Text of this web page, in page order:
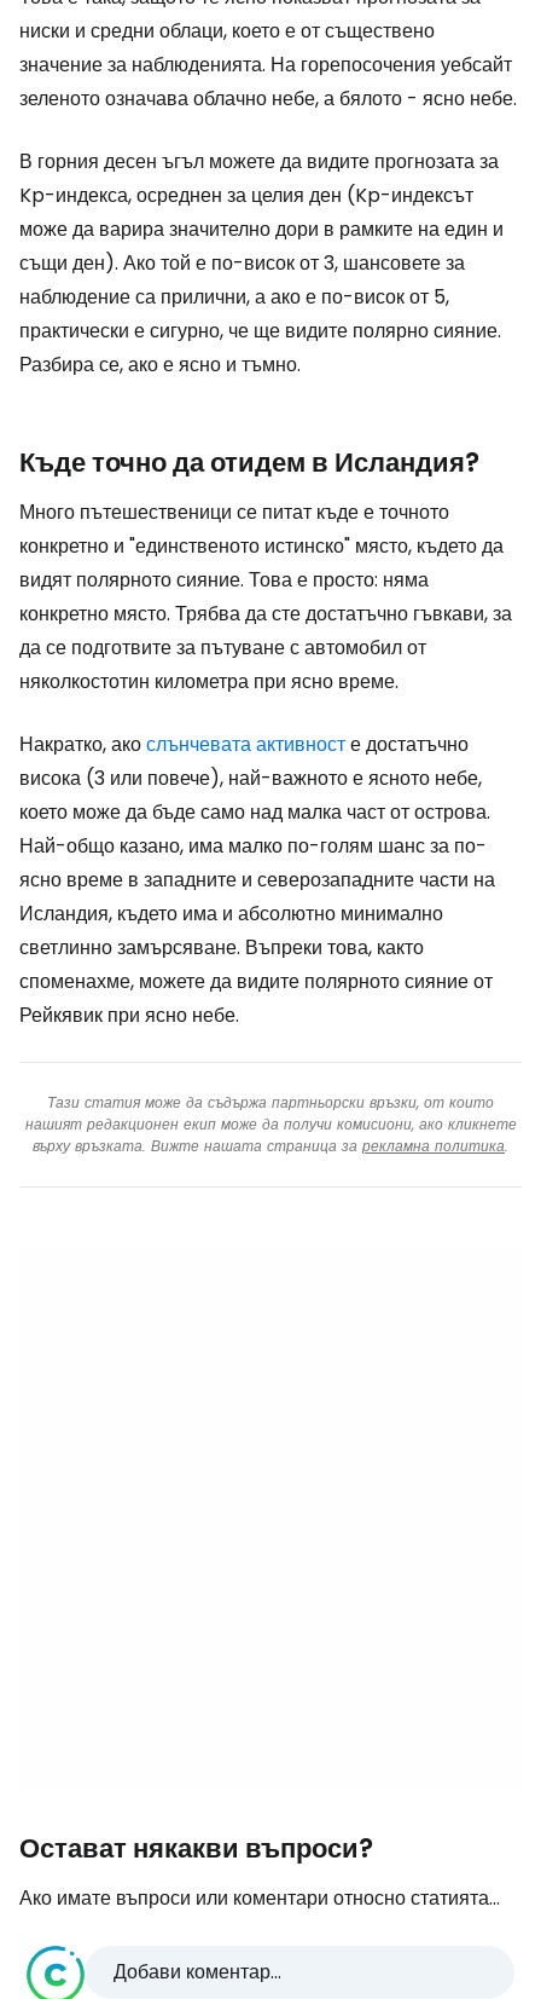
ниски и средни облаци, което е от съществено
значение за наблюденията. На горепосочения уебсайт
зеленото означава облачно небе, а бялото - ясно небе.
В горния десен ъгъл можете да видите прогнозата за
Kp-индекса, осреднен за целия ден (Kp-индексът
може да варира значително дори в рамките на един и
същи ден). Ако той е по-висок от 3, шансовете за
наблюдение са прилични, а ако е по-висок от 5,
практически е сигурно, че ще видите полярно сияние.
Разбира се, ако е ясно и тъмно.
Къде точно да отидем в Исландия?
Много пътешественици се питат къде е точното
конкретно и "единственото истинско" място, където да
видят полярното сияние. Това е просто: няма
конкретно място. Трябва да сте достатъчно гъвкави, за
да се подготвите за пътуване с автомобил от
няколкостотин километра при ясно време.
Накратко, акослънчевата активносте достатъчно
висока (3 или повече), най-важното е ясното небе,
което може да бъде само над малка част от острова.
Най-общо казано, има малко по-голям шанс за по-
ясно време в западните и северозападните части на
Исландия, където има и абсолютно минимално
светлинно замърсяване. Въпреки това, както
споменахме, можете да видите полярното сияние от
Рейкявик при ясно небе.
Тази статия може да съдържа партньорски връзки, от които
нашият редакционен екип може да получи комисиони, ако кликнете
върху връзката. Вижте нашата страница за рекламна политика.
Остават някакви въпроси?
Ако имате въпроси или коментари относно статията...
Добави коментар...